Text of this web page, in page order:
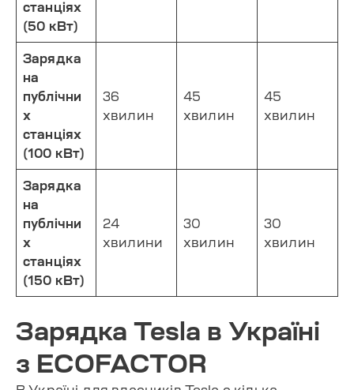
станціях
(50 кВт)
Зарядка
на
публічни
х
станціях
(100 кВт)
36
хвилин
45
хвилин
45
хвилин
Зарядка
на
публічни
х
станціях
(150 кВт)
24
хвилини
30
хвилин
30
хвилин
Зарядка Tesla в Україні
з ECOFACTOR